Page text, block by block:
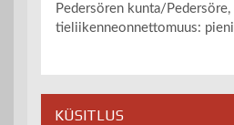
Pedersören kunta/Pedersöre,
tieliikenneonnettomuus: pieni
KÜSITLUS